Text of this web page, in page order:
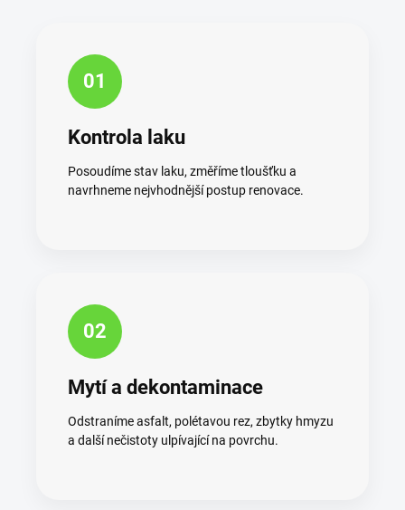
01
Kontrola laku
Posoudíme stav laku, změříme tloušťku a
navrhneme nejvhodnější postup renovace.
02
Mytí a dekontaminace
Odstraníme asfalt, polétavou rez, zbytky hmyzu
a další nečistoty ulpívající na povrchu.